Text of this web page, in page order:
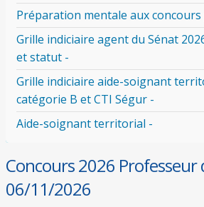
Préparation mentale aux
Grille indiciaire agent du Sénat
et statut -
Grille indiciaire aide-soignant
catégorie B et CTI Ségur -
Aide-soignant territorial -
Concours 2026 Professeur
06/11/2026